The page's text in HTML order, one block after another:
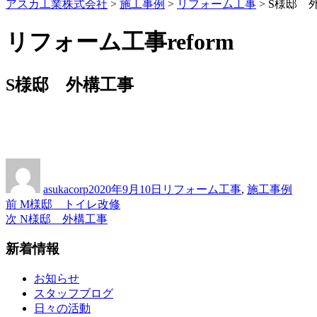
アスカ工業株式会社 > 施工事例 > リフォーム工事 > S様邸
リフォーム工事reform
S様邸 外構工事
者
asukacorp日:
2020年9月10日ゴ
リフォーム工事, 施工事例
投
稿
ナ
前 前
の
稿:
M様邸 トイレ改修
次 次
投
N様邸 外構工事
新着情報
お知らせ
スタッフブログ
日々の活動